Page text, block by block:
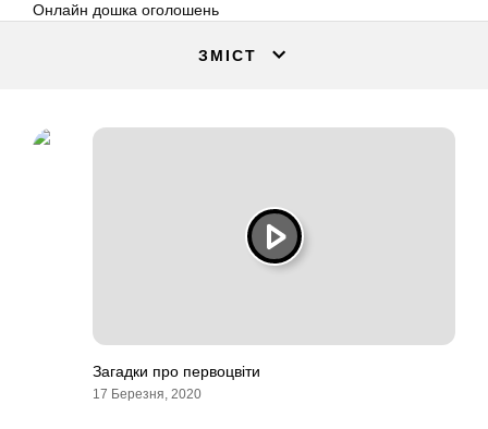
Онлайн дошка оголошень
ЗМІСТ
Загадки про первоцвіти
17 Березня, 2020